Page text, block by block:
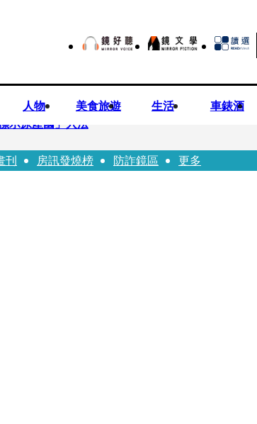
人物 美食旅遊 生活 車錶酒
示原產國」入法
塗掉 沈伯洋：舉雙手贊成
刊 房訊發燒榜 防詐鏡區 更多